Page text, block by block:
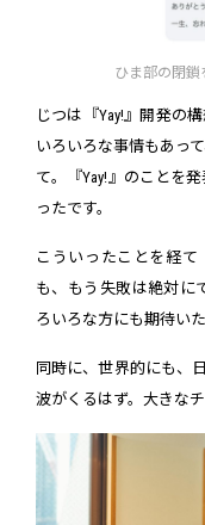
ひま部の閉鎖
じつは『Yay!』開発の
いろいろな事情もあっ
て。『Yay!』のことを
ったです。
こういったことを経て
も、もう失敗は絶対に
ろいろな方にも期待い
同時に、世界的にも、
波がくるはず。大きな